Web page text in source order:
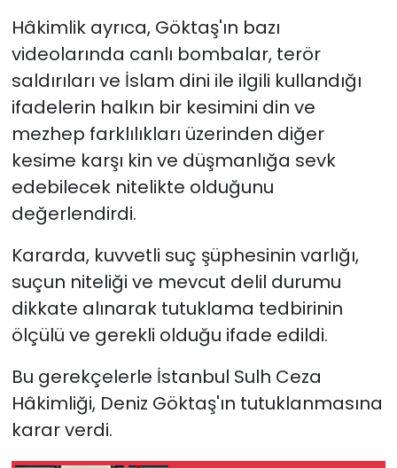
Hâkimlik ayrıca, Göktaş'ın bazı
videolarında canlı bombalar, terör
saldırıları ve İslam dini ile ilgili kullandığı
ifadelerin halkın bir kesimini din ve
mezhep farklılıkları üzerinden diğer
kesime karşı kin ve düşmanlığa sevk
edebilecek nitelikte olduğunu
değerlendirdi.
Kararda, kuvvetli suç şüphesinin varlığı,
suçun niteliği ve mevcut delil durumu
dikkate alınarak tutuklama tedbirinin
ölçülü ve gerekli olduğu ifade edildi.
Bu gerekçelerle İstanbul Sulh Ceza
Hâkimliği, Deniz Göktaş'ın tutuklanmasına
karar verdi.